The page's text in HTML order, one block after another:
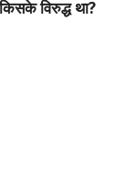
विरुद्ध था?